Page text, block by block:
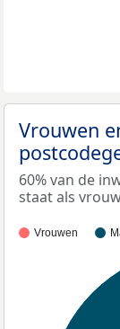
Vrouwen
60% van de
staat als
Vrouwen